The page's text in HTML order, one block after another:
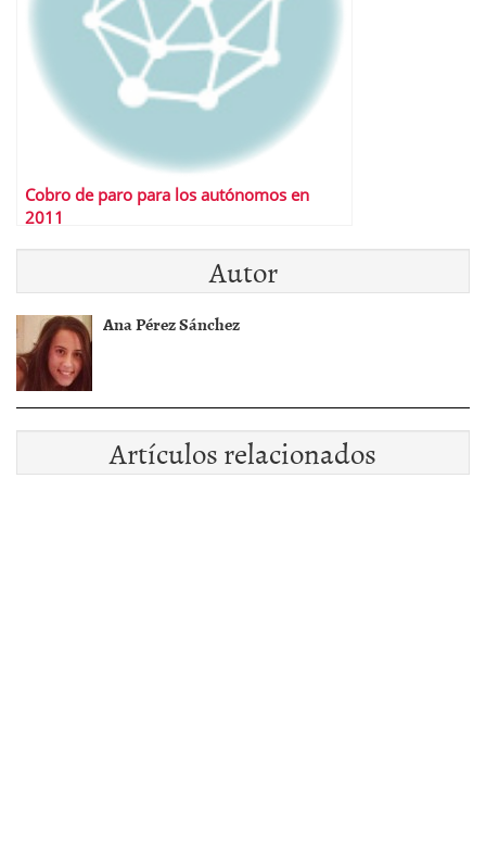
Cobro de paro para los autónomos en
2011
Autor
Ana Pérez Sánchez
Artículos relacionados